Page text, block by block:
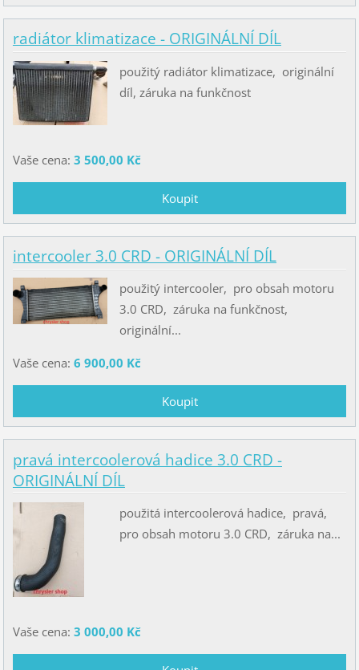
radiátor klimatizace - ORIGINÁLNÍ DÍL
použitý radiátor klimatizace, originální
díl, záruka na funkčnost
Vaše cena: 3 500,00 Kč
intercooler 3.0 CRD - ORIGINÁLNÍ DÍL
použitý intercooler, pro obsah motoru
3.0 CRD, záruka na funkčnost,
originální...
Vaše cena: 6 900,00 Kč
pravá intercoolerová hadice 3.0 CRD -
ORIGINÁLNÍ DÍL
použitá intercoolerová hadice, pravá,
pro obsah motoru 3.0 CRD, záruka na...
Vaše cena: 3 000,00 Kč